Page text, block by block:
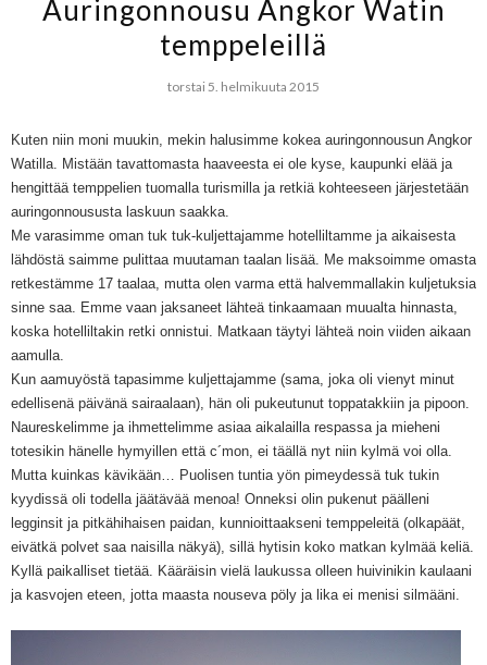
Auringonnousu Angkor Watin
temppeleillä
torstai 5. helmikuuta 2015
Kuten niin moni muukin, mekin halusimme kokea auringonnousun Angkor
Watilla. Mistään tavattomasta haaveesta ei ole kyse, kaupunki elää ja
hengittää temppelien tuomalla turismilla ja retkiä kohteeseen järjestetään
auringonnoususta laskuun saakka.
Me varasimme oman tuk tuk-kuljettajamme hotelliltamme ja aikaisesta
lähdöstä saimme pulittaa muutaman taalan lisää. Me maksoimme omasta
retkestämme 17 taalaa, mutta olen varma että halvemmallakin kuljetuksia
sinne saa. Emme vaan jaksaneet lähteä tinkaamaan muualta hinnasta,
koska hotelliltakin retki onnistui. Matkaan täytyi lähteä noin viiden aikaan
aamulla.
Kun aamuyöstä tapasimme kuljettajamme (sama, joka oli vienyt minut
edellisenä päivänä sairaalaan), hän oli pukeutunut toppatakkiin ja pipoon.
Naureskelimme ja ihmettelimme asiaa aikalailla respassa ja mieheni
totesikin hänelle hymyillen että c´mon, ei täällä nyt niin kylmä voi olla.
Mutta kuinkas kävikään… Puolisen tuntia yön pimeydessä tuk tukin
kyydissä oli todella jäätävää menoa! Onneksi olin pukenut päälleni
legginsit ja pitkähihaisen paidan, kunnioittaakseni temppeleitä (olkapäät,
eivätkä polvet saa naisilla näkyä), sillä hytisin koko matkan kylmää keliä.
Kyllä paikalliset tietää. Kääräisin vielä laukussa olleen huivinikin kaulaani
ja kasvojen eteen, jotta maasta nouseva pöly ja lika ei menisi silmääni.